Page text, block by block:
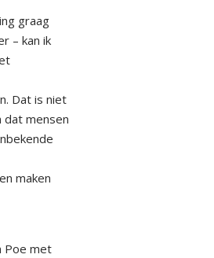
graag
– kan ik
Dat is niet
dat mensen
maken
Poe met